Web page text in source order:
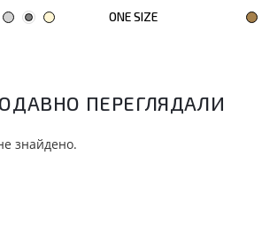
ONE SIZE
ПЕРЕГЛЯДАЛИ
знайдено.